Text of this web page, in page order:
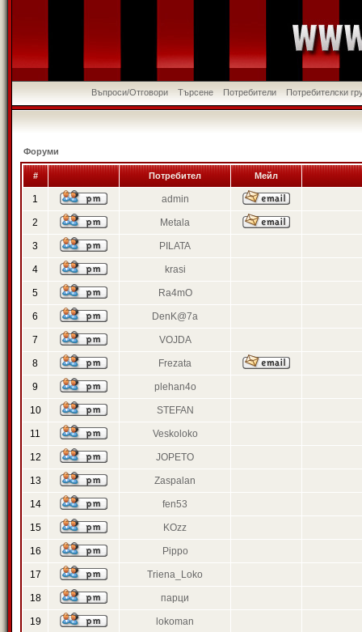
Въпроси/Отговори Търсене Потребители Потребителски
Форуми
# Потребител Мейл
1 admin
2 Metala
3 PILATA
4 krasi
5 Ra4mO
6 DenK@7a
7 VOJDA
8 Frezata
9 plehan4o
10 STEFAN
11 Veskoloko
12 JOPETO
13 Zaspalan
14 fen53
15 KOzz
16 Pippo
17 Triena_Loko
18 парци
19 lokoman